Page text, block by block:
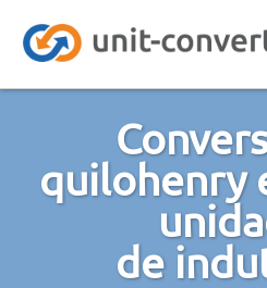
quilohenry
de